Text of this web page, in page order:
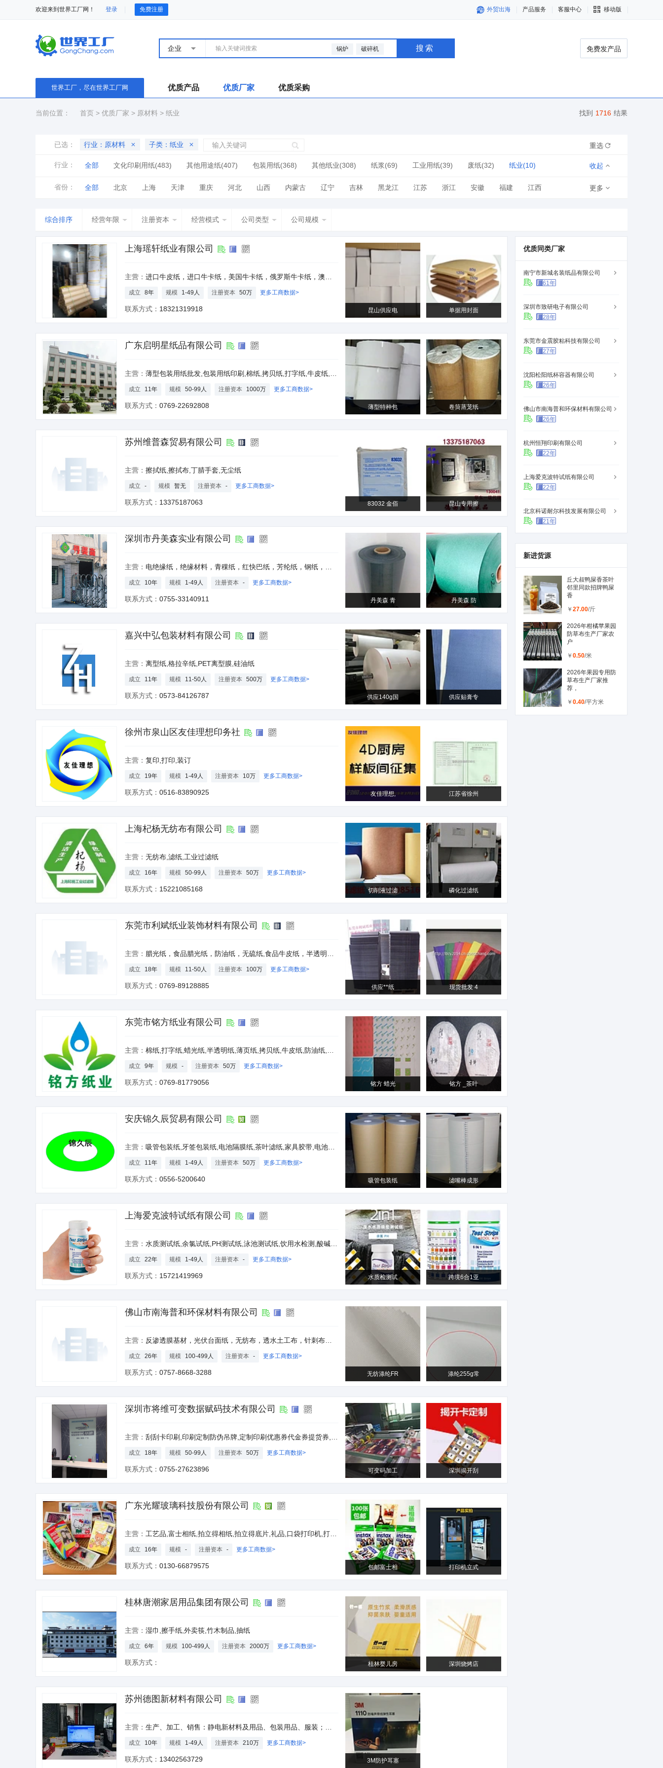
欢迎来到世界工厂网！ 登录 免费注册 外贸出海 产品服务 客服中心 移动版
企业 搜索
锅炉 破碎机 免费发产品
世界工厂，尽在世界工厂网 优质产品 优质厂家 优质采购
当前位置： 首页 > 优质厂家 > 原材料 > 纸业 找到 1716 结果
已选： 行业：原材料 子类：纸业 重选
行业： 全部 文化印刷用纸(483) 其他用途纸(407) 包装用纸(368) 其他纸业(308) 纸浆(69) 工业用纸(39) 废纸(32) 纸业(10) 收起
省份： 全部 北京 上海 天津 重庆 河北 山西 内蒙古 辽宁 吉林 黑龙江 江苏 浙江 安徽 福建 江西
台湾 香港 澳门
更多
综合排序 经营年限 注册资本 经营模式 公司类型 公司规模
上海瑶轩纸业有限公司
主营： 进口牛皮纸，进口牛卡纸，美国牛卡纸，俄罗斯牛卡纸，澳卡纸,涂布牛卡纸，挂面牛卡纸,低克重白牛皮纸，黄牛皮纸，全木浆牛皮纸，包装牛皮纸，单光白牛皮纸
成立 8年 规模 1-49人 注册资本 50万 更多工商数据>
联系方式： 18321319918 昆山供应电 单据用封面
广东启明星纸品有限公司
主营： 薄型包装用纸批发,包装用纸印刷,棉纸,拷贝纸,打字纸,牛皮纸,彩色纸,食品包装纸
成立 11年 规模 50-99人 注册资本 1000万 更多工商数据>
联系方式： 0769-22692808 薄型特种包 卷筒蒸茏纸
苏州维普森贸易有限公司
主营： 擦拭纸,擦拭布,丁腈手套,无尘纸
成立 - 规模 暂无 注册资本 - 更多工商数据>
联系方式： 13375187063 83032 金佰 昆山专用擦
深圳市丹美森实业有限公司
主营： 电绝缘纸，绝缘材料，青稞纸，红快巴纸，芳纶纸，钢纸，诺美纸，DMD, DM, AMA, 复合纸，厚绝缘纸板,绝缘材料，绝缘垫片，模切材料，电子辅料,PC/PET/PVC/PP薄膜片材卷材,青稞纸,青壳纸,快巴纸,红快巴,绝缘纸,绝缘材料,电子辅料,模切辅料,绝缘垫片,绝缘片,电机绝缘纸,PC薄膜,PET薄膜
成立 10年 规模 1-49人 注册资本 - 更多工商数据>
联系方式： 0755-33140911 丹美森 青 丹美森 防
嘉兴中弘包装材料有限公司
主营： 离型纸,格拉辛纸,PET离型膜,硅油纸
成立 11年 规模 11-50人 注册资本 500万 更多工商数据>
联系方式： 0573-84126787 供应140g国 供应贴膏专
徐州市泉山区友佳理想印务社
主营： 复印,打印,装订
成立 19年 规模 1-49人 注册资本 10万 更多工商数据>
联系方式： 0516-83890925 友佳理想, 江苏省徐州
上海杞杨无纺布有限公司
主营： 无纺布,滤纸,工业过滤纸
成立 16年 规模 50-99人 注册资本 50万 更多工商数据>
联系方式： 15221085168 切削液过滤 磷化过滤纸
东莞市利斌纸业装饰材料有限公司
主营： 腊光纸，食品腊光纸，防油纸，无硫纸,食品牛皮纸，半透明纸，拷贝纸，包装有光纸，印刷有光纸，,彩色拷贝纸，黑色拷贝纸，打字纸，棉纸，彩色棉纸，低克重牛皮纸，白光食品纸,黑色半透明，彩色打字纸，薄页纸印刷，包装新闻纸，白卡纸，白板纸，防潮纸，
成立 18年 规模 11-50人 注册资本 100万 更多工商数据>
联系方式： 0769-89128885 供应**纸 现货批发 4
东莞市铭方纸业有限公司
主营： 棉纸,打字纸,蜡光纸,半透明纸,薄页纸,拷贝纸,牛皮纸,防油纸,防锈纸,涂蜡纸,硅油纸,特种纸,硫酸纸,有光纸,新闻纸,双胶纸
成立 9年 规模 - 注册资本 50万 更多工商数据>
联系方式： 0769-81779056 铭方 蜡光 铭方 _茶叶
安庆锦久辰贸易有限公司
主营： 吸管包装纸,牙签包装纸,电池隔膜纸,茶叶滤纸,家具胶带,电池浆层纸,碱性电池9V,高透气性纸,纸杯
成立 11年 规模 1-49人 注册资本 50万 更多工商数据>
联系方式： 0556-5200640 吸管包装纸 滤嘴棒成形
上海爱克波特试纸有限公司
主营： 水质测试纸,余氯试纸,PH测试纸,泳池测试纸,饮用水检测,酸碱值测试,水硬度测试,废水测试纸,医用废水检测,有效氯试纸,精密水试纸,水质检测试剂,水质检测药片
成立 22年 规模 1-49人 注册资本 - 更多工商数据>
联系方式： 15721419969 水质检测试 跨境6合1亚
佛山市南海普和环保材料有限公司
主营： 反渗透膜基材，光伏台面纸，无纺布，透水土工布，针刺布，热轧无纺布，鞋材，空气除尘滤布
成立 26年 规模 100-499人 注册资本 - 更多工商数据>
联系方式： 0757-8668-3288 无纺涤纶FR 涤纶255g常
深圳市将维可变数据赋码技术有限公司
主营： 刮刮卡印刷,印刷定制防伪吊牌,定制印刷优惠券代金券提货券,印刷定制各种门票,可变条码流水乱码喷码加工,防伪追溯标签
成立 18年 规模 50-99人 注册资本 50万 更多工商数据>
联系方式： 0755-27623896 可变码加工 深圳揭开刮
广东光耀玻璃科技股份有限公司
主营： 工艺品,富士相纸,拍立得相纸,拍立得底片,礼品,口袋打印机,打印机,微信纸
成立 16年 规模 - 注册资本 - 更多工商数据>
联系方式： 0130-66879575 包邮富士相 打印机立式
桂林唐潮家居用品集团有限公司
主营： 湿巾,擦手纸,外卖筷,竹木制品,抽纸
成立 6年 规模 100-499人 注册资本 2000万 更多工商数据>
联系方式： 桂林婴儿房 深圳烧烤店
苏州德图新材料有限公司
主营： 生产、加工、销售：静电新材料及用品、包装用品、服装；销售：润滑油、自动化设备及配件；五金制品、塑料制品、净化设备及配件、劳保用品；并从事上述产品的进出口业务。
成立 10年 规模 1-49人 注册资本 210万 更多工商数据>
联系方式： 13402563729 3M防护耳塞
优质同类厂家
南宁市新城名装纸品有限公司
61年
深圳市致研电子有限公司
28年
东莞市金震胶粘科技有限公司
27年
沈阳松阳纸杯容器有限公司
26年
佛山市南海普和环保材料有限公司
26年
杭州恒翔印刷有限公司
22年
上海爱克波特试纸有限公司
22年
北京科诺耐尔科技发展有限公司
21年
新进货源
丘大叔鸭屎香茶叶
邻里同款招牌鸭屎
香
￥ 27.00/斤
2026年柑橘苹果园
防草布生产厂家农
户
￥ 0.50/米
2026年果园专用防
草布生产厂家推
荐，
￥ 0.40/平方米